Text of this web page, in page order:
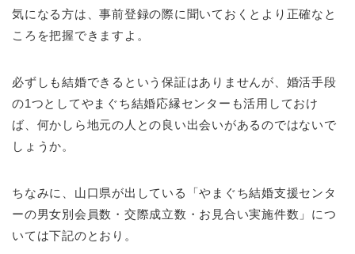
気になる方は、事前登録の際に聞いておくとより正確なと
ころを把握できますよ。
必ずしも結婚できるという保証はありませんが、婚活手段
の1つとしてやまぐち結婚応縁センターも活用しておけ
ば、何かしら地元の人との良い出会いがあるのではないで
しょうか。
ちなみに、山口県が出している「やまぐち結婚支援センタ
ーの男女別会員数・交際成立数・お見合い実施件数」につ
いては下記のとおり。